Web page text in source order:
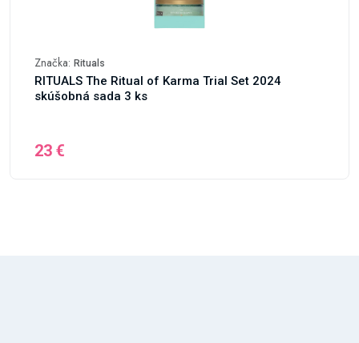
Značka: Rituals
RITUALS The Ritual of Karma Trial Set 2024
skúšobná sada 3 ks
23 €